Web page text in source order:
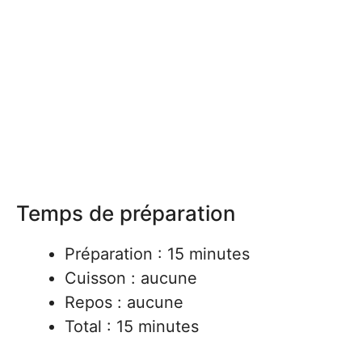
Temps de préparation
Préparation : 15 minutes
Cuisson : aucune
Repos : aucune
Total : 15 minutes